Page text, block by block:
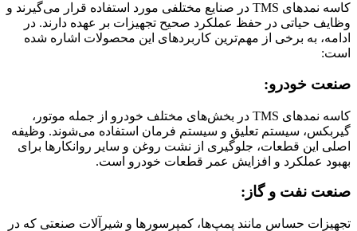
کاسه نمدهای TMS در صنایع مختلفی مورد استفاده قرار می‌گیرند و
وظایف حیاتی در حفظ عملکرد صحیح تجهیزات بر عهده دارند. در
ادامه، به برخی از مهم‌ترین کاربردهای این محصولات اشاره شده
است:
صنعت خودرو:
کاسه نمدهای TMS در بخش‌های مختلف خودرو از جمله موتور،
گیربکس، سیستم تعلیق و سیستم فرمان استفاده می‌شوند. وظیفه
اصلی این قطعات، جلوگیری از نشت روغن و سایر روانکارها برای
بهبود عملکرد و افزایش عمر قطعات خودرو است.
صنعت نفت و گاز:
تجهیزات حساس مانند پمپ‌ها، کمپرسورها و شیرآلات صنعتی که در